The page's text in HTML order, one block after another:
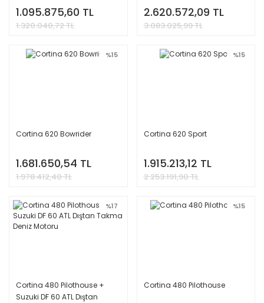
Takma Deniz Motoru
1.095.875,60 TL
1.320.040,72 TL
Deniz Motoru
2.620.572,09 TL
3.083.025,99 TL
%15
Cortina 620 Bowrider
1.681.650,54 TL
1.978.412,40 TL
%15
Cortina 620 Sport
1.915.213,12 TL
2.253.191,90 TL
%17
Cortina 480 Pilothouse +
Suzuki DF 60 ATL Dıştan
%15
Cortina 480 Pilothouse